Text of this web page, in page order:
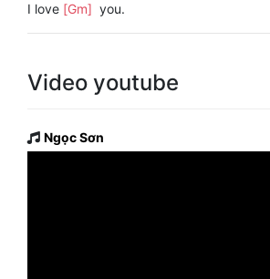
I love [Gm] you.
Video youtube
Ngọc Sơn